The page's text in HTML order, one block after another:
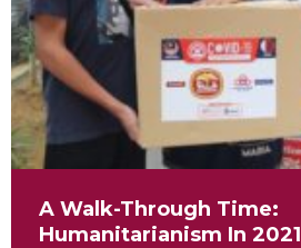
A Walk-Through Time:
Humanitarianism In 2021